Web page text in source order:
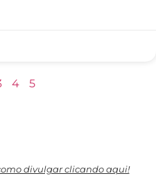
4 5
divulgar clicando aqui!